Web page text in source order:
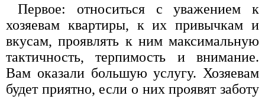
Первое: относиться с уважением к
хозяевам квартиры, к их привычкам и
вкусам, проявлять к ним максимальную
тактичность, терпимость и внимание.
Вам оказали большую услугу. Хозяевам
будет приятно, если о них проявят заботу